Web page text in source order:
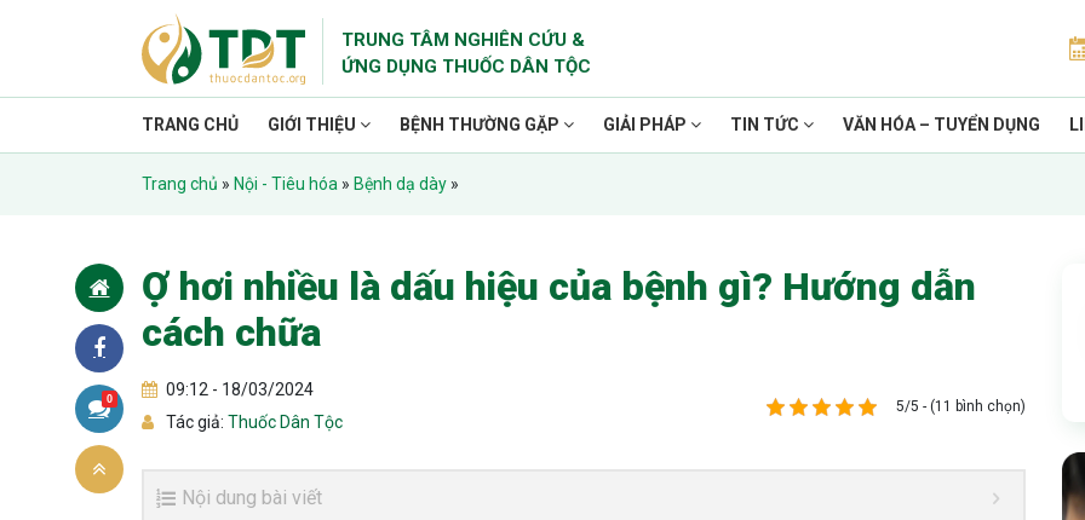
TRUNG TÂM NGHIÊN CỨU &
ỨNG DỤNG THUỐC DÂN TỘC
TRANG CHỦ GIỚI THIỆU BỆNH THƯỜNG GẶP GIẢI PHÁP TIN TỨC VĂN HÓA – TUYỂN DỤNG
Trang chủ » Nội - Tiêu hóa » Bệnh dạ dày »
Ợ hơi nhiều là dấu hiệu của bệnh gì? Hướng dẫn
cách chữa
09:12 - 18/03/2024
Tác giả: Thuốc Dân Tộc
5/5 - (11 bình chọn)
0
Nội dung bài viết